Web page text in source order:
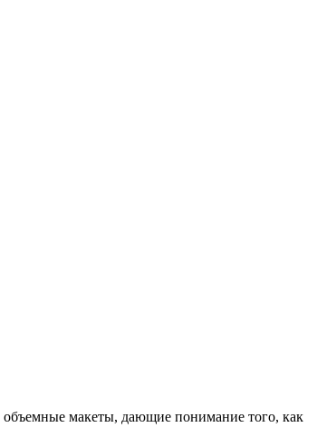
объемные макеты, дающие понимание того, как